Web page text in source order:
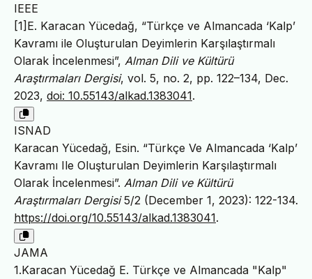
IEEE
[1]E. Karacan Yücedağ, “Türkçe ve Almancada ‘Kalp’
Kavramı ile Oluşturulan Deyimlerin Karşılaştırmalı
Olarak İncelenmesi”, Alman Dili ve Kültürü
Araştırmaları Dergisi, vol. 5, no. 2, pp. 122–134, Dec.
2023, doi: 10.55143/alkad.1383041.
ISNAD
Karacan Yücedağ, Esin. “Türkçe Ve Almancada ‘Kalp’
Kavramı Ile Oluşturulan Deyimlerin Karşılaştırmalı
Olarak İncelenmesi”. Alman Dili ve Kültürü
Araştırmaları Dergisi5/2 (December 1, 2023): 122-134.
https://doi.org/10.55143/alkad.1383041.
JAMA
1.Karacan Yücedağ E. Türkçe ve Almancada "Kalp"